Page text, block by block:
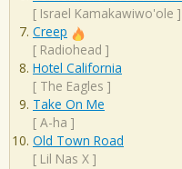
[ Israel Kamakawiwo'ole ]
Creep
[ Radiohead ]
Hotel California
[ The Eagles ]
Take On Me
[ A-ha ]
Old Town Road
[ Lil Nas X ]